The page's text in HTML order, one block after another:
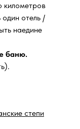
степи
километров
отель /
наедине
баню.